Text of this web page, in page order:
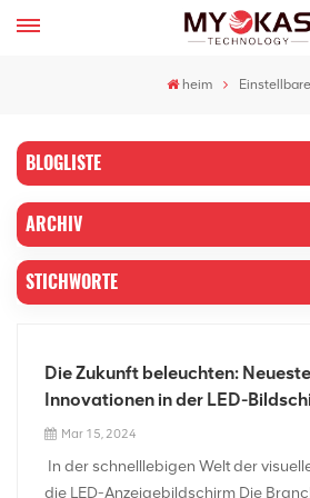
heim
BLOGLISTE
ARCHIV
STICHWORTE
Die Zukunft beleuchten:
Innovationen in der LED-
Mar 15, 2024
In der schnelllebigen Welt der
die LED-Anzeigebildschirm Die